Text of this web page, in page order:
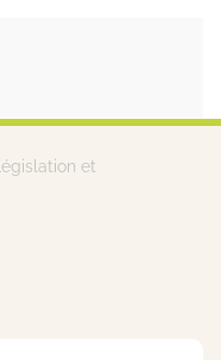
Législation et